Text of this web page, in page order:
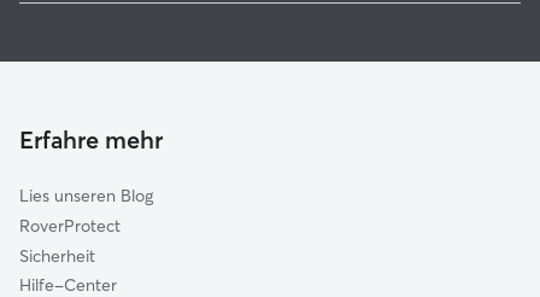
Pohlheim
Fernwald
Grünberg
Florstadt
Reiskirchen
Gassi-Service in Hungen
Erfahre mehr
Lies unseren Blog
RoverProtect
Sicherheit
Hilfe-Center